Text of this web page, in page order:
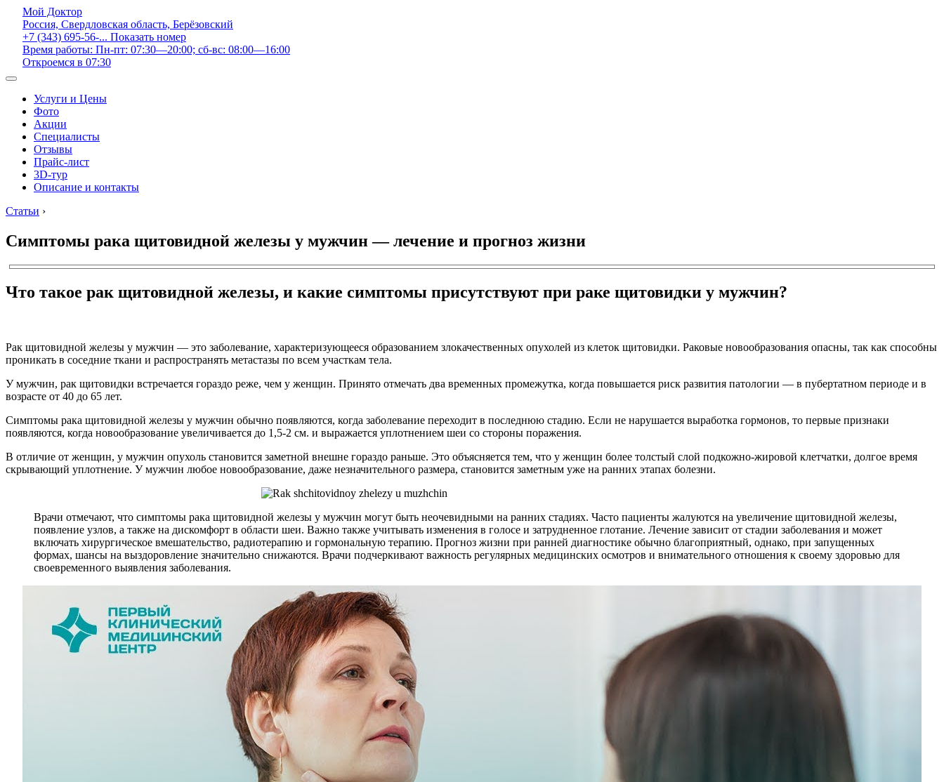
Мой Доктор
Россия, Свердловская область, Берёзовский
+7 (343) 695-56-... Показать номер
Время работы: Пн-пт: 07:30—20:00; сб-вс: 08:00—16:00
Откроемся в 07:30
Услуги и Цены
Фото
Акции
Специалисты
Отзывы
Прайс-лист
3D-тур
Описание и контакты
Статьи ›
Симптомы рака щитовидной железы у мужчин — лечение и прогноз жизни
Что такое рак щитовидной железы, и какие симптомы присутствуют при раке щитовидки у мужчин?
Рак щитовидной железы у мужчин — это заболевание, характеризующееся образованием злокачественных опухолей из клеток щитовидки. Раковые новообразования опасны, так как способны
проникать в соседние ткани и распространять метастазы по всем участкам тела.
У мужчин, рак щитовидки встречается гораздо реже, чем у женщин. Принято отмечать два временных промежутка, когда повышается риск развития патологии — в пубертатном периоде и в
возрасте от 40 до 65 лет.
Симптомы рака щитовидной железы у мужчин обычно появляются, когда заболевание переходит в последнюю стадию. Если не нарушается выработка гормонов, то первые признаки
появляются, когда новообразование увеличивается до 1,5-2 см. и выражается уплотнением шеи со стороны поражения.
В отличие от женщин, у мужчин опухоль становится заметной внешне гораздо раньше. Это объясняется тем, что у женщин более толстый слой подкожно-жировой клетчатки, долгое время
скрывающий уплотнение. У мужчин любое новообразование, даже незначительного размера, становится заметным уже на ранних этапах болезни.
Врачи отмечают, что симптомы рака щитовидной железы у мужчин могут быть неочевидными на ранних стадиях. Часто пациенты жалуются на увеличение щитовидной железы,
появление узлов, а также на дискомфорт в области шеи. Важно также учитывать изменения в голосе и затрудненное глотание. Лечение зависит от стадии заболевания и может
включать хирургическое вмешательство, радиотерапию и гормональную терапию. Прогноз жизни при ранней диагностике обычно благоприятный, однако, при запущенных
формах, шансы на выздоровление значительно снижаются. Врачи подчеркивают важность регулярных медицинских осмотров и внимательного отношения к своему здоровью для
своевременного выявления заболевания.